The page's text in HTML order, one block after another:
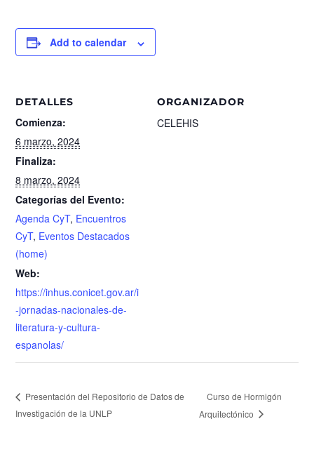
Add to calendar
DETALLES
Comienza:
6 marzo, 2024
Finaliza:
8 marzo, 2024
Categorías del Evento:
Agenda CyT, Encuentros
CyT, Eventos Destacados
(home)
Web:
https://inhus.conicet.gov.ar/i
-jornadas-nacionales-de-
literatura-y-cultura-
espanolas/
ORGANIZADOR
CELEHIS
Presentación del Repositorio de Datos de
Investigación de la UNLP
Curso de Hormigón
Arquitectónico